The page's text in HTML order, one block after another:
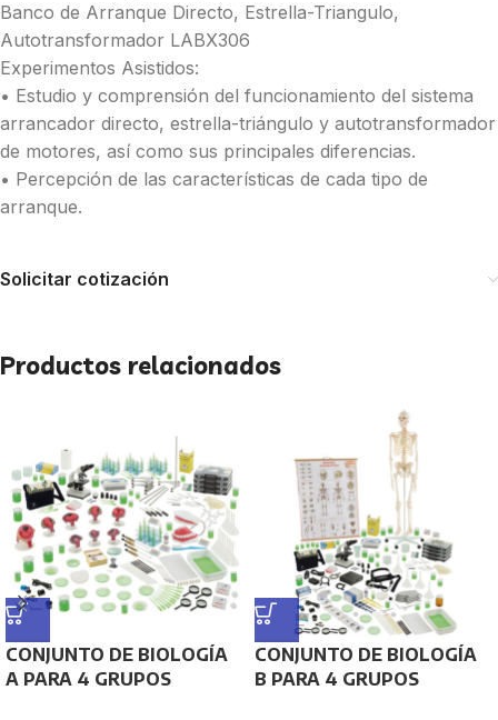
Banco de Arranque Directo, Estrella-Triangulo,
Autotransformador LABX306
Experimentos Asistidos:
• Estudio y comprensión del funcionamiento del sistema
arrancador directo, estrella-triángulo y autotransformador
de motores, así como sus principales diferencias.
• Percepción de las características de cada tipo de
arranque.
Solicitar cotización
Productos relacionados
CONJUNTO DE BIOLOGÍA
A PARA 4 GRUPOS
CONJUNTO DE BIOLOGÍA
B PARA 4 GRUPOS